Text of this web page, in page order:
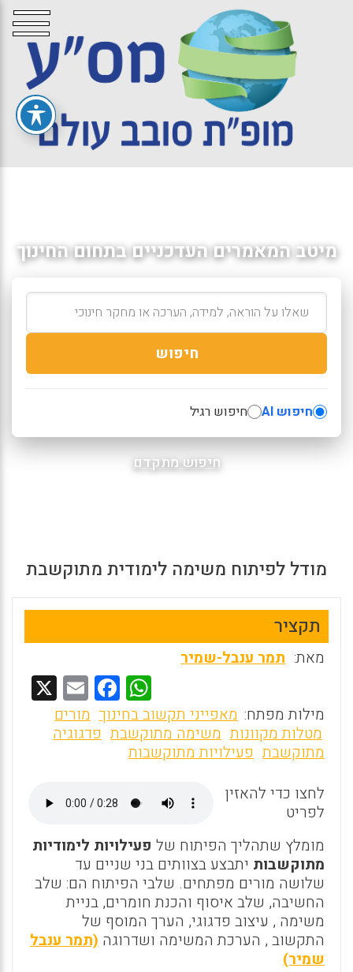
מיטב המאמרים העדכניים בתחום החינוך
חיפוש
חיפוש AI חיפוש רגיל
חיפוש מתקדם
מודל לפיתוח משימה לימודית מתוקשבת
תקציר
מאת: תמר ענבל-שמיר
W
h
at
A
p
p
F
a
ce
o
o
k
E
m
ai
מילות מפתח: מאפייני תקשוב בחינוך מורים
מטלות מקוונות משימה מתוקשבת פדגוגיה
מתוקשבת פעילויות מתוקשבות
לחצו כדי להאזין
לפריט
מומלץ שתהליך הפיתוח של פעילויות לימודיות
מתוקשבות יתבצע בצוותים בני שניים עד
שלושה מורים מפתחים. שלבי הפיתוח הם: שלב
החשיבה, שלב איסוף והכנת חומרים, בניית
משימה , עיצוב פדגוגי, הערך המוסף של
התקשוב , הערכת המשימה ושדרוגה (תמר ענבל
שמיר)